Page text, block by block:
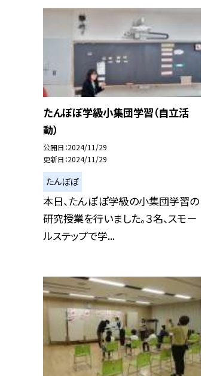
たんぽぽ学級小集団学習（自立活
動）
公開日 2024/11/29
更新日 2024/11/29
たんぽぽ
本日、たんぽぽ学級の小集団学習の
研究授業を行いました。３名、スモー
ルステップで学...